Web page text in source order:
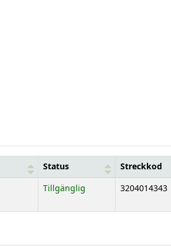
Status Streckkod
Tillgänglig 3204014343